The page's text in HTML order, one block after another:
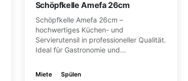
Schöpfkelle Amefa 26cm
Schöpfkelle Amefa 26cm –
hochwertiges Küchen- und
Servierutensil in professioneller Qualität.
Ideal für Gastronomie und...
Miete Spülen